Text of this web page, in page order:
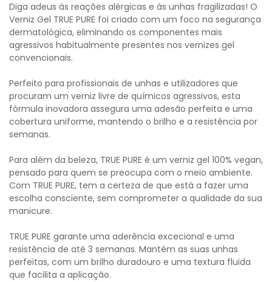
Diga adeus às reações alérgicas e às unhas fragilizadas! O
Verniz Gel TRUE PURE foi criado com um foco na segurança
dermatológica, eliminando os componentes mais
agressivos habitualmente presentes nos vernizes gel
convencionais.
Perfeito para profissionais de unhas e utilizadores que
procuram um verniz livre de químicos agressivos, esta
fórmula inovadora assegura uma adesão perfeita e uma
cobertura uniforme, mantendo o brilho e a resistência por
semanas.
Para além da beleza, TRUE PURE é um verniz gel 100% vegan,
pensado para quem se preocupa com o meio ambiente.
Com TRUE PURE, tem a certeza de que está a fazer uma
escolha consciente, sem comprometer a qualidade da sua
manicure.
TRUE PURE garante uma aderência excecional e uma
resistência de até 3 semanas. Mantém as suas unhas
perfeitas, com um brilho duradouro e uma textura fluida
que facilita a aplicação.